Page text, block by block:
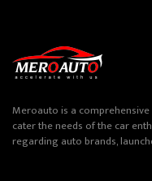
Meroauto is a
cater the needs of the car
regarding auto brands,